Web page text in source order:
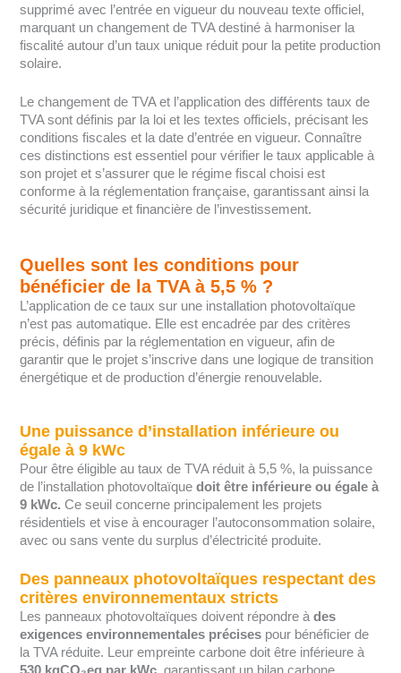
supprimé avec l’entrée en vigueur du nouveau texte officiel,
marquant un changement de TVA destiné à harmoniser la
fiscalité autour d’un taux unique réduit pour la petite production
solaire.
Le changement de TVA et l’application des différents taux de
TVA sont définis par la loi et les textes officiels, précisant les
conditions fiscales et la date d’entrée en vigueur. Connaître
ces distinctions est essentiel pour vérifier le taux applicable à
son projet et s’assurer que le régime fiscal choisi est
conforme à la réglementation française, garantissant ainsi la
sécurité juridique et financière de l’investissement.
Quelles sont les conditions pour
bénéficier de la TVA à 5,5 % ?
L’application de ce taux sur une installation photovoltaïque
n’est pas automatique. Elle est encadrée par des critères
précis, définis par la réglementation en vigueur, afin de
garantir que le projet s’inscrive dans une logique de transition
énergétique et de production d’énergie renouvelable.
Une puissance d’installation inférieure ou
égale à 9 kWc
Pour être éligible au taux de TVA réduit à 5,5 %, la puissance
de l’installation photovoltaïquedoit être inférieure ou égale à
9 kWc. Ce seuil concerne principalement les projets
résidentiels et vise à encourager l’autoconsommation solaire,
avec ou sans vente du surplus d’électricité produite.
Des panneaux photovoltaïques respectant des
critères environnementaux stricts
Les panneaux photovoltaïques doivent répondre àdes
exigences environnementales précises pour bénéficier de
la TVA réduite. Leur empreinte carbone doit être inférieure à